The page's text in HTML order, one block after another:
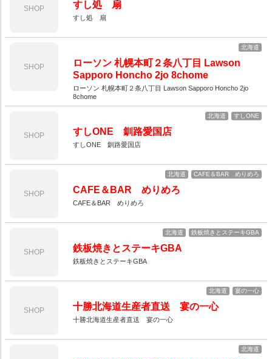
SHOP すし処 扇
すし処 扇
SHOP
北海道
ローソン 札幌本町２条八丁目 Lawson
Sapporo Honcho 2jo 8chome
ローソン 札幌本町２条八丁目 Lawson Sapporo Honcho 2jo
8chome
SHOP
北海道 すしONE
すしONE 釧路愛国店
すしONE 釧路愛国店
SHOP
北海道 CAFE＆BAR めりめろ
CAFE＆BAR めりめろ
CAFE＆BAR めりめろ
SHOP
北海道 鉄板焼きとステーキGBA
鉄板焼きとステーキGBA
鉄板焼きとステーキGBA
SHOP
北海道 宴の一心
十勝北海道生産者直送 宴の一心
十勝北海道生産者直送 宴の一心
北海道